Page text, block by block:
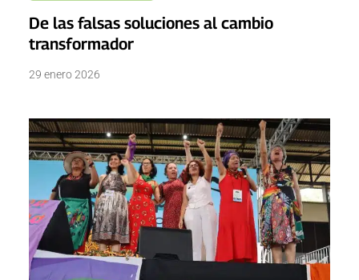
De las falsas soluciones al cambio
transformador
29 enero 2026